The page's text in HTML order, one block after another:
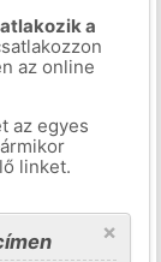
a
az online
az egyes
linket.
×